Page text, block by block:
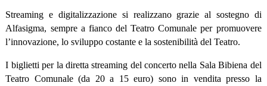
Streaming e digitalizzazione si realizzano grazie al sostegno di
Alfasigma, sempre a fianco del Teatro Comunale per promuovere
l’innovazione, lo sviluppo costante e la sostenibilità del Teatro.
I biglietti per la diretta streaming del concerto nella Sala Bibiena del
Teatro Comunale (da 20 a 15 euro) sono in vendita presso la